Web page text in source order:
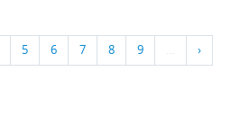
5 6 7 8 9 … ›